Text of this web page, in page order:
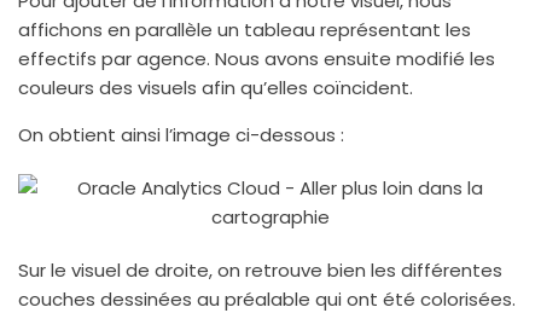
affichons en parallèle un tableau représentant les
effectifs par agence. Nous avons ensuite modifié les
couleurs des visuels afin qu’elles coïncident.
On obtient ainsi l’image ci-dessous :
Sur le visuel de droite, on retrouve bien les différentes
couches dessinées au préalable qui ont été colorisées.